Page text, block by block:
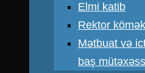
Elmi katib
Rektor
Mətbuat və
baş